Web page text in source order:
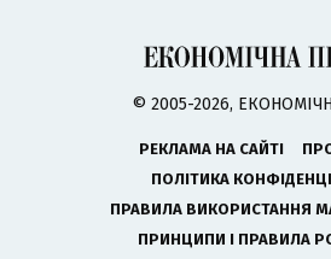
© 2005-2026,
РЕКЛАМА НА САЙТІ
ПОЛІТИКА
ПРАВИЛА ВИКОРИСТАННЯ
ПРИНЦИПИ І ПРАВИЛА